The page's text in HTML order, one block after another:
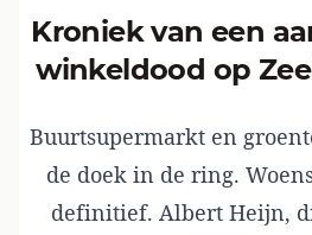
Kroniek van een aangekondigde
winkeldood op
Buurtsupermarkt en
de doek in de ring.
definitief. Albert Heijn,